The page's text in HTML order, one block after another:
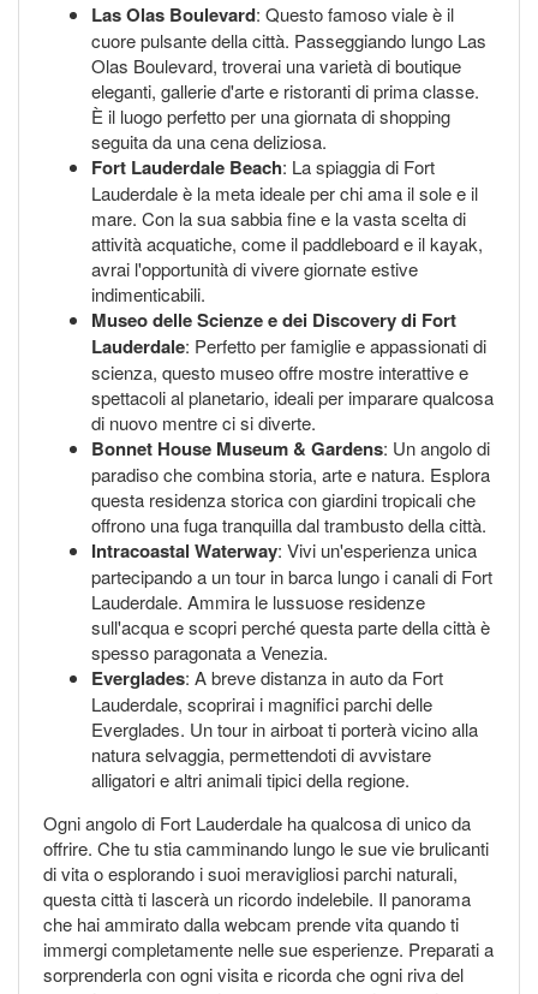
Las Olas Boulevard: Questo famoso viale è il
cuore pulsante della città. Passeggiando lungo Las
Olas Boulevard, troverai una varietà di boutique
eleganti, gallerie d'arte e ristoranti di prima classe.
È il luogo perfetto per una giornata di shopping
seguita da una cena deliziosa.
Fort Lauderdale Beach: La spiaggia di Fort
Lauderdale è la meta ideale per chi ama il sole e il
mare. Con la sua sabbia fine e la vasta scelta di
attività acquatiche, come il paddleboard e il kayak,
avrai l'opportunità di vivere giornate estive
indimenticabili.
Museo delle Scienze e dei Discovery di Fort
Lauderdale: Perfetto per famiglie e appassionati di
scienza, questo museo offre mostre interattive e
spettacoli al planetario, ideali per imparare qualcosa
di nuovo mentre ci si diverte.
Bonnet House Museum & Gardens: Un angolo di
paradiso che combina storia, arte e natura. Esplora
questa residenza storica con giardini tropicali che
offrono una fuga tranquilla dal trambusto della città.
Intracoastal Waterway: Vivi un'esperienza unica
partecipando a un tour in barca lungo i canali di Fort
Lauderdale. Ammira le lussuose residenze
sull'acqua e scopri perché questa parte della città è
spesso paragonata a Venezia.
Everglades: A breve distanza in auto da Fort
Lauderdale, scoprirai i magnifici parchi delle
Everglades. Un tour in airboat ti porterà vicino alla
natura selvaggia, permettendoti di avvistare
alligatori e altri animali tipici della regione.
Ogni angolo di Fort Lauderdale ha qualcosa di unico da
offrire. Che tu stia camminando lungo le sue vie brulicanti
di vita o esplorando i suoi meravigliosi parchi naturali,
questa città ti lascerà un ricordo indelebile. Il panorama
che hai ammirato dalla webcam prende vita quando ti
immergi completamente nelle sue esperienze. Preparati a
sorprenderla con ogni visita e ricorda che ogni riva del